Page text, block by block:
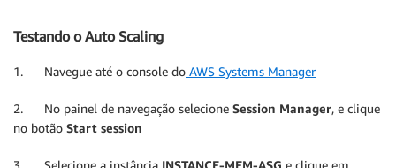
Testando o Auto Scaling
1. Navegue até o console do AWS Systems Manager
2. No painel de navegação selecione Session Manager, e clique
no botão Start session